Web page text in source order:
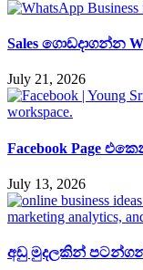
Sales ගොඩදාගන්න
July 21, 2026
Facebook Page
July 13, 2026
අඩු මුදලකින් පටන්ගන්න